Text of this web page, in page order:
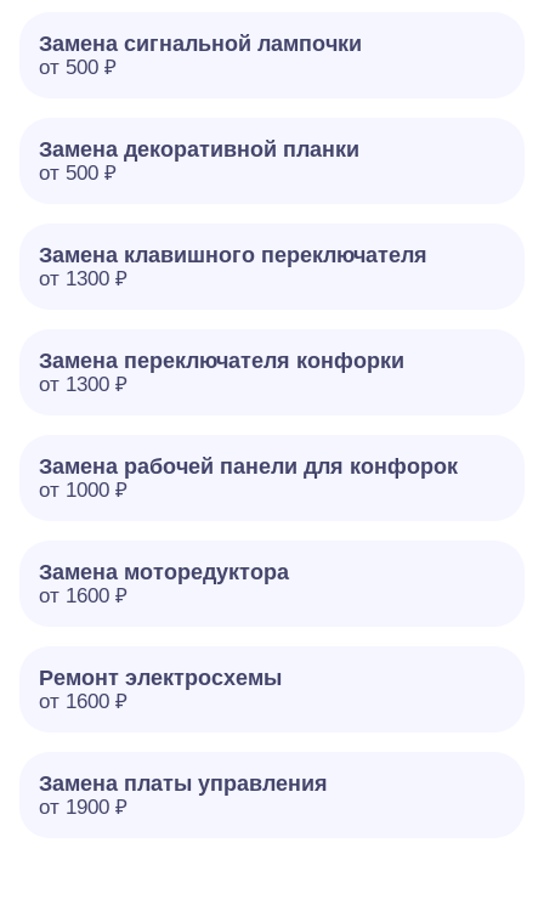
Замена сигнальной лампочки
от 500 ₽
Замена декоративной планки
от 500 ₽
Замена клавишного переключателя
от 1300 ₽
Замена переключателя конфорки
от 1300 ₽
Замена рабочей панели для конфорок
от 1000 ₽
Замена моторедуктора
от 1600 ₽
Ремонт электросхемы
от 1600 ₽
Замена платы управления
от 1900 ₽